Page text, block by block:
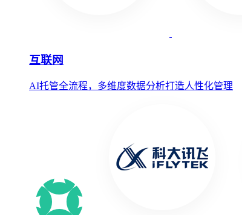
互联网
AI托管全流程，多维度数据分析打造人性化管理